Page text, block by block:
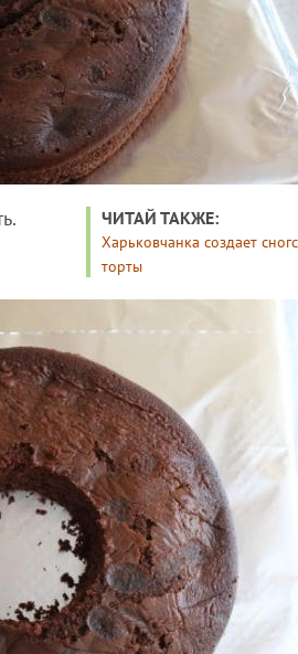
ЧИТАЙ ТАКЖЕ:
Харьковчанка создает
торты